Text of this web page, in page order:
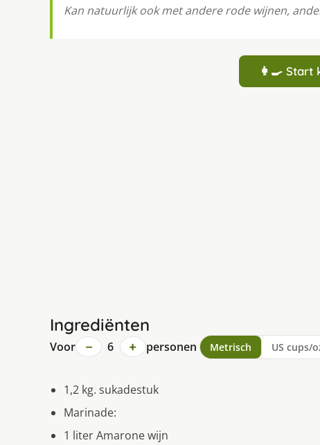
Kan natuurlijk ook met andere rode wijnen,
👩‍🍳 Start
Ingrediënten
Voor − 6 + personen Metrisch US cups/
1,2 kg. sukadestuk
Marinade:
1 liter Amarone wijn